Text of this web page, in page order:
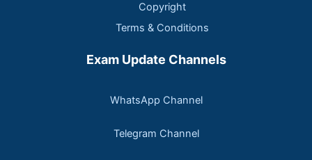
Copyright
Terms & Conditions
Exam Update Channels
WhatsApp Channel
Telegram Channel